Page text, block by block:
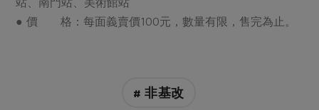
日用品 圖書禮品
綠主張月刊
● 價 格：每面義賣價100元，數量有限，售完為止。
# 非基改